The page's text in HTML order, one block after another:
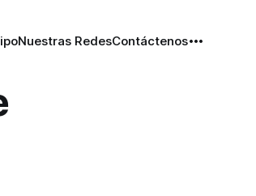
Nuestras RedesContáctenos